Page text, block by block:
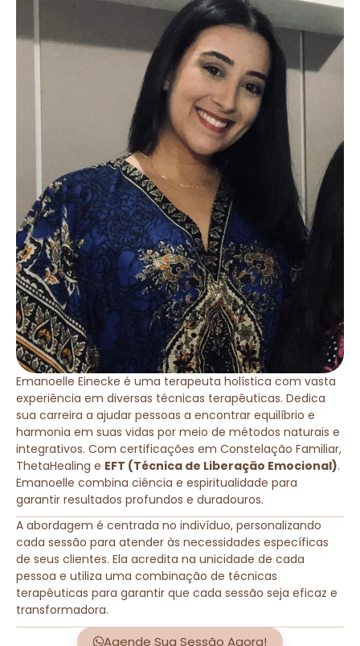
Emanoelle Einecke é uma terapeuta holística com vasta
experiência em diversas técnicas terapêuticas. Dedica
sua carreira a ajudar pessoas a encontrar equilíbrio e
harmonia em suas vidas por meio de métodos naturais e
integrativos. Com certificações em Constelação Familiar,
ThetaHealing e EFT (Técnica de Liberação Emocional).
Emanoelle combina ciência e espiritualidade para
garantir resultados profundos e duradouros.
A abordagem é centrada no indivíduo, personalizando
cada sessão para atender às necessidades específicas
de seus clientes. Ela acredita na unicidade de cada
pessoa e utiliza uma combinação de técnicas
terapêuticas para garantir que cada sessão seja eficaz e
transformadora.
Agende Sua Sessão Agora!